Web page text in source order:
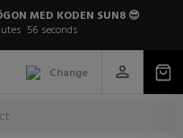
MED KODEN SUN8 😎
55 seconds
Change